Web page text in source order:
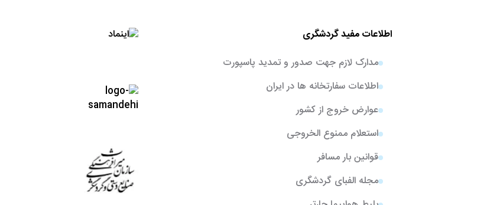
اطلاعات مفید گردشگری
مدارک لازم جهت صدور و تمدید پاسپورت
اطلاعات سفارتخانه ها در ایران
عوارض خروج از کشور
استعلام ممنوع الخروجی
قوانین بار مسافر
مجله الفبای گردشگری